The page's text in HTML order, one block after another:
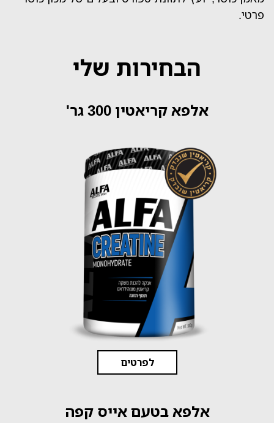
פרטי.
הבחירות שלי
אלפא קריאטין 300 גר'
לפרטים
אלפא בטעם אייס קפה